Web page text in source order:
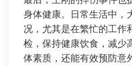
身体健康。日常生活中，
况，尤其是在繁忙的工作
检，保持健康饮食，减少
体素质，还能有效预防意